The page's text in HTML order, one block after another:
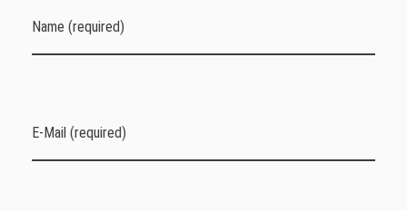
Name (required)
E-Mail (required)